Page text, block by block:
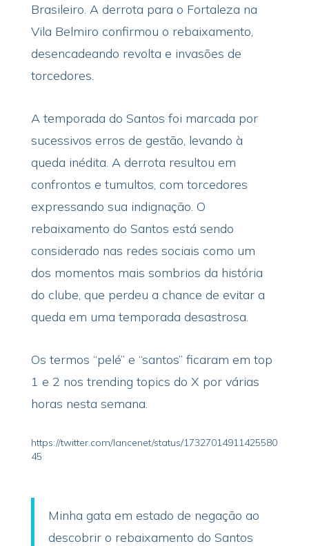
Brasileiro. A derrota para o Fortaleza na
Vila Belmiro confirmou o rebaixamento,
desencadeando revolta e invasões de
torcedores.
A temporada do Santos foi marcada por
sucessivos erros de gestão, levando à
queda inédita. A derrota resultou em
confrontos e tumultos, com torcedores
expressando sua indignação. O
rebaixamento do Santos está sendo
considerado nas redes sociais como um
dos momentos mais sombrios da história
do clube, que perdeu a chance de evitar a
queda em uma temporada desastrosa.
Os termos “pelé” e “santos” ficaram em top
1 e 2 nos trending topics do X por várias
horas nesta semana.
https://twitter.com/lancenet/status/17327014911425580
45
Minha gata em estado de negação ao
descobrir o rebaixamento do Santos